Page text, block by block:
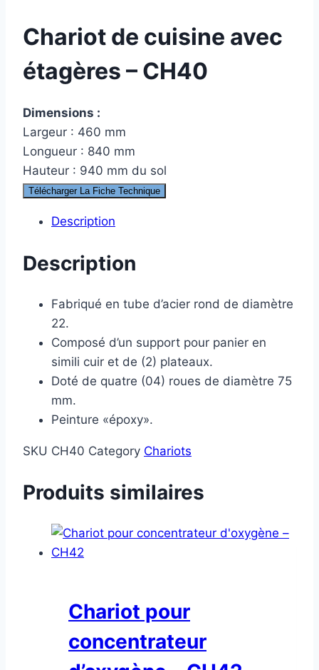
Chariot de cuisine avec
étagères – CH40
Dimensions :
Largeur : 460 mm
Longueur : 840 mm
Hauteur : 940 mm du sol
Télécharger La Fiche Technique
Description
Description
Fabriqué en tube d’acier rond de diamètre
22.
Composé d’un support pour panier en
simili cuir et de (2) plateaux.
Doté de quatre (04) roues de diamètre 75
mm.
Peinture «époxy».
SKU CH40 Category Chariots
Produits similaires
Chariot pour
concentrateur